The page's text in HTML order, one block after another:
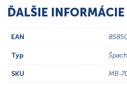
ĎALŠIE INFORMÁCIE
EAN
Typ
SKU MB-